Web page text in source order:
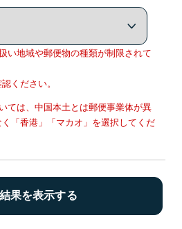
い地域や郵便物の種類が制限されて
ください。
ては、中国本土とは郵便事業体が異
「香港」「マカオ」を選択してくだ